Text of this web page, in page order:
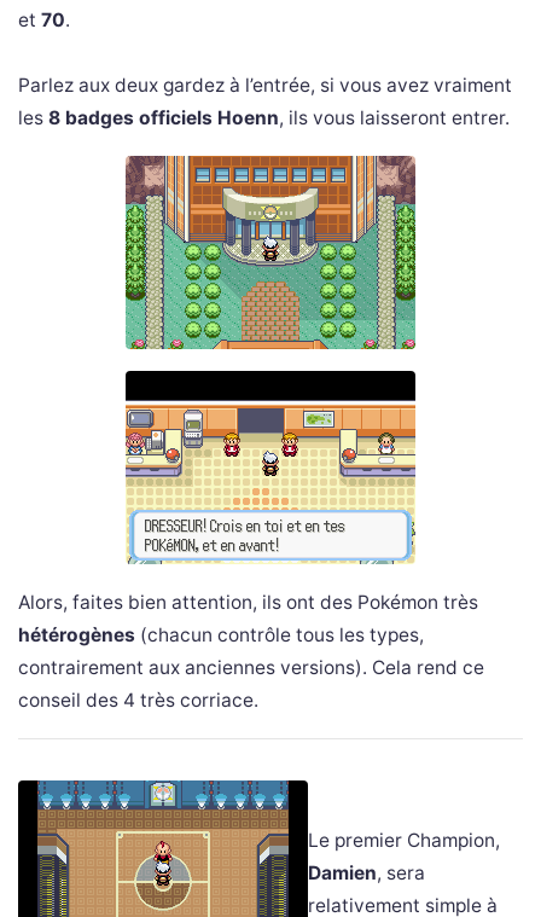
et 70.
Parlez aux deux gardez à l’entrée, si vous avez vraiment
les 8 badges officiels Hoenn, ils vous laisseront entrer.
Alors, faites bien attention, ils ont des Pokémon très
hétérogènes (chacun contrôle tous les types,
contrairement aux anciennes versions). Cela rend ce
conseil des 4 très corriace.
Le premier Champion,
Damien, sera
relativement simple à